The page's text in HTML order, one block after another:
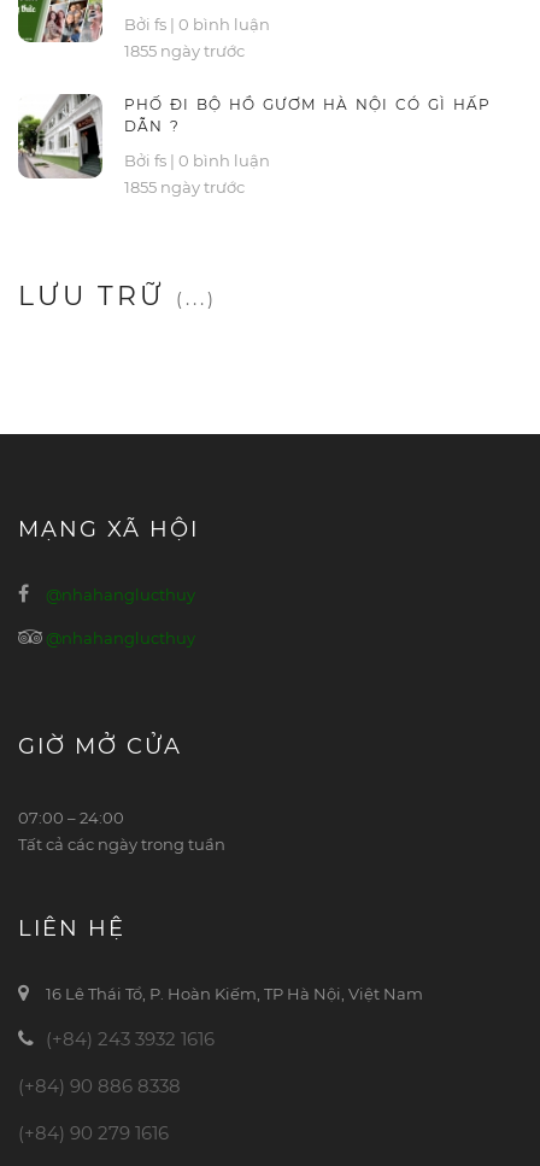
Bởi fs | 0 bình luận
1855 ngày trước
PHỐ ĐI BỘ HỒ GƯƠM HÀ NỘI CÓ GÌ HẤP
DẪN ?
Bởi fs | 0 bình luận
1855 ngày trước
LƯU TRỮ (...)
MẠNG XÃ HỘI
@nhahanglucthuy
@nhahanglucthuy
GIỜ MỞ CỬA
07:00 – 24:00
Tất cả các ngày trong tuần
LIÊN HỆ
16 Lê Thái Tổ, P. Hoàn Kiếm, TP Hà Nội, Việt Nam
(+84) 243 3932 1616
(+84) 90 886 8338
(+84) 90 279 1616